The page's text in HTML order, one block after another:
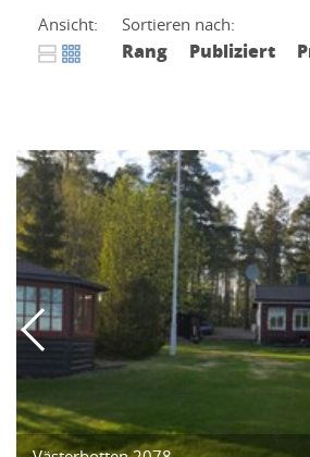
Ansicht: Sortieren nach:
Rang Publiziert